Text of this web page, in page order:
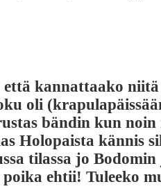
että kannattaako
oli
bändin kun
Holopaista kännis
tilassa jo
ehtii! Tuleeko